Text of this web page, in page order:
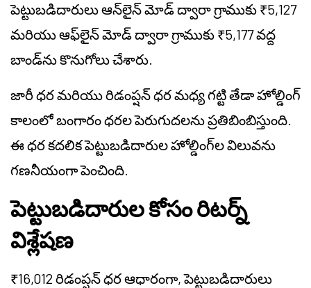
పెట్టుబడిదారులు ఆన్‌లైన్ మోడ్ ద్వారా గ్రాముకు ₹5,127
మరియు ఆఫ్‌లైన్ మోడ్ ద్వారా గ్రాముకు ₹5,177 వద్ద
బాండ్‌ను కొనుగోలు చేశారు.
జారీ ధర మరియు రిడంప్షన్ ధర మధ్య గట్టి తేడా హోల్డింగ్
కాలంలో బంగారం ధరల పెరుగుదలను ప్రతిబింబిస్తుంది.
ఈ ధర కదలిక పెట్టుబడిదారుల హోల్డింగ్‌ల విలువను
గణనీయంగా పెంచింది.
పెట్టుబడిదారుల కోసం రిటర్న్
విశ్లేషణ
₹16,012 రిడంప్షన్ ధర ఆధారంగా, పెట్టుబడిదారులు